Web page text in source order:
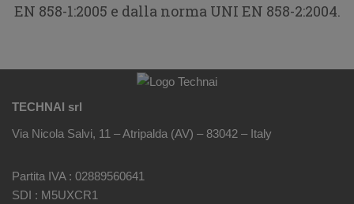
EN 858-1:2005 e dalla norma UNI EN 858-2:2004.
TECHNAI srl
Via Nicola Salvi, 11 – Atripalda (AV) – 83042 – Italy
Partita IVA : 02889560641
SDI : M5UXCR1